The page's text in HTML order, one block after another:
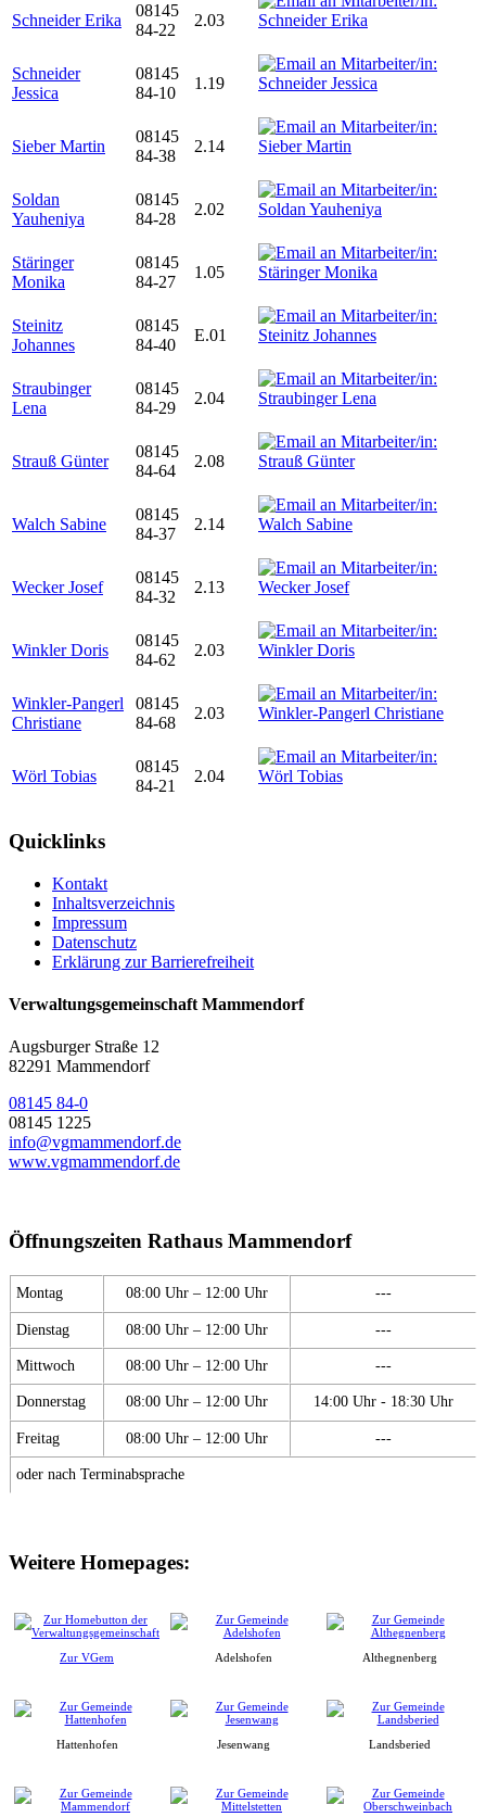
Schneider Erika
08145
84-22
2.03
Schneider
Jessica
08145
84-10
1.19
Sieber Martin
08145
84-38
2.14
Soldan
Yauheniya
08145
84-28
2.02
Stäringer
Monika
08145
84-27
1.05
Steinitz
Johannes
08145
84-40
E.01
Straubinger
Lena
08145
84-29
2.04
Strauß Günter
08145
84-64
2.08
Walch Sabine
08145
84-37
2.14
Wecker Josef
08145
84-32
2.13
Winkler Doris
08145
84-62
2.03
Winkler-Pangerl
Christiane
08145
84-68
2.03
Wörl Tobias
08145
84-21
2.04
Quicklinks
Kontakt
Inhaltsverzeichnis
Impressum
Datenschutz
Erklärung zur Barrierefreiheit
Verwaltungsgemeinschaft Mammendorf
Augsburger Straße 12
82291 Mammendorf
08145 84-0
08145 1225
info@vgmammendorf.de
www.vgmammendorf.de
Öffnungszeiten Rathaus Mammendorf
Montag 08:00 Uhr – 12:00 Uhr ---
Dienstag 08:00 Uhr – 12:00 Uhr ---
Mittwoch 08:00 Uhr – 12:00 Uhr ---
Donnerstag 08:00 Uhr – 12:00 Uhr 14:00 Uhr - 18:30 Uhr
Freitag 08:00 Uhr – 12:00 Uhr ---
oder nach Terminabsprache
Weitere Homepages:
Zur VGem Adelshofen Althegnenberg
Hattenhofen Jesenwang Landsberied